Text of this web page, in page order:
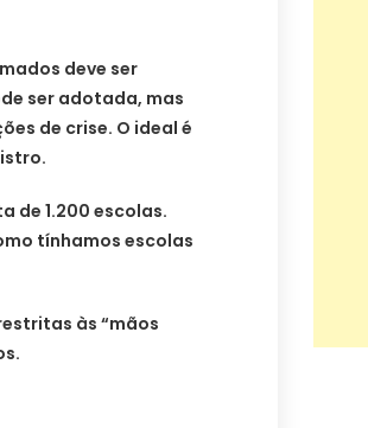
deve ser
ser adotada, mas
de crise. O ideal é
de 1.200 escolas.
tínhamos escolas
às “mãos